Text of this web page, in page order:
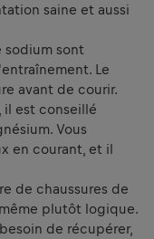
saine et aussi
sodium sont
Le
avant de courir.
il est conseillé
Vous
en courant, et il
de chaussures de
plutôt logique.
de récupérer,